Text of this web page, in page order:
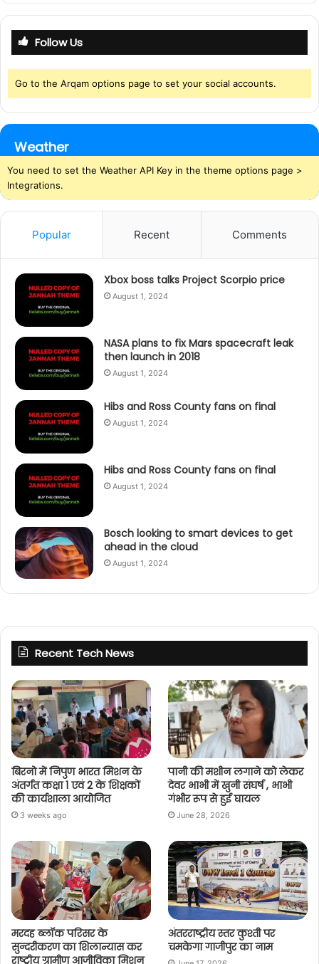
Follow Us
Go to the Arqam options page to set your social accounts.
Weather
You need to set the Weather API Key in the theme options page >
Integrations.
Popular Recent Comments
Xbox boss talks Project Scorpio price
August 1, 2024
NASA plans to fix Mars spacecraft leak
then launch in 2018
August 1, 2024
Hibs and Ross County fans on final
August 1, 2024
Hibs and Ross County fans on final
August 1, 2024
Bosch looking to smart devices to get
ahead in the cloud
August 1, 2024
Recent Tech News
बिरनो में निपुण भारत मिशन के
अंतर्गत कक्षा 1 एवं 2 के शिक्षकों
की कार्यशाला आयोजित
3 weeks ago
पानी की मशीन लगाने को लेकर
देवर भाभी में खुनी संघर्ष , भाभी
गंभीर रूप से हुई घायल
June 28, 2026
मरदह ब्लॉक परिसर के
सुन्दरीकरण का शिलान्यास कर
राष्ट्रीय ग्रामीण आजीविका मिशन
अंतरराष्ट्रीय स्तर कुश्ती पर
चमकेगा गाजीपुर का नाम